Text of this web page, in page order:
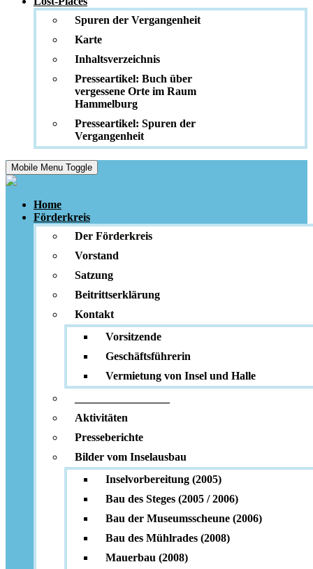
Spuren der Vergangenheit
Karte
Inhaltsverzeichnis
Presseartikel: Buch über
vergessene Orte im Raum
Hammelburg
Presseartikel: Spuren der
Vergangenheit
Mobile Menu Toggle
Home
Förderkreis
Der Förderkreis
Vorstand
Satzung
Beitrittserklärung
Kontakt
Vorsitzende
Geschäftsführerin
Vermietung von Insel und Halle
Aktivitäten
Presseberichte
Bilder vom Inselausbau
Inselvorbereitung (2005)
Bau des Steges (2005 / 2006)
Bau der Museumsscheune (2006)
Bau des Mühlrades (2008)
Mauerbau (2008)